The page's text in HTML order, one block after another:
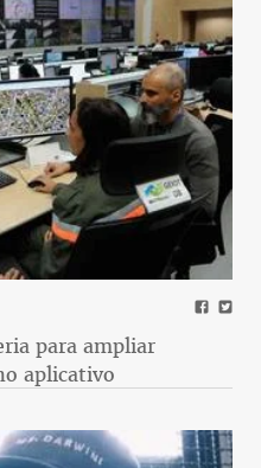
para ampliar
aplicativo